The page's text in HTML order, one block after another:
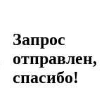
Запрос
отправлен,
спасибо!